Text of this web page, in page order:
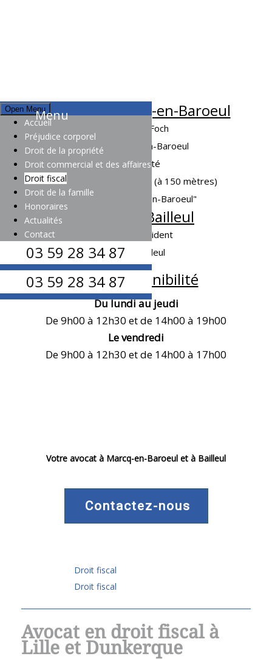
Open MenuMenu
Accueil
Préjudice corporel
Droit de la propriété
Droit commercial et des affaires
Droit fiscal
Droit de la famille
Honoraires
Actualités
Contact
03 59 28 34 87
03 59 28 34 87
Adresse à Marcq-en-Baroeul
12 avenue Foch
59700 Marcq-en-Baroeul
A proximité
Arrêt de tramway Foch (à 150 mètres)
Mairie de Marcq-en-Baroeul"
Adresse à Bailleul
20 rue d'Occident
59270 Bailleul
Notre disponibilité
Du lundi au jeudi
De 9h00 à 12h30 et de 14h00 à 19h00
Le vendredi
De 9h00 à 12h30 et de 14h00 à 17h00
Votre avocat à Marcq-en-Baroeul et à Bailleul
Contactez-nous
Droit fiscal
Droit fiscal
Avocat en droit fiscal à
Lille et Dunkerque